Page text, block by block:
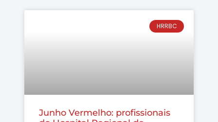
HRRBC
Junho Vermelho: profissionais